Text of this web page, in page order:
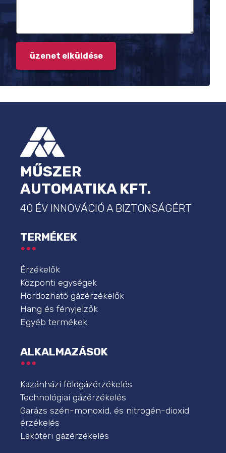
MŰSZER
AUTOMATIKA KFT.
40 ÉV INNOVÁCIÓ A BIZTONSÁGÉRT
TERMÉKEK
Érzékelők
Központi egységek
Hordozható gázérzékelők
Hang és fényjelzők
Egyéb termékek
ALKALMAZÁSOK
Kazánházi földgázérzékelés
Technológiai gázérzékelés
Garázs szén-monoxid, és nitrogén-dioxid
érzékelés
Lakótéri gázérzékelés